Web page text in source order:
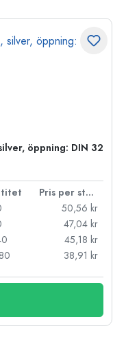
öppning: DIN 32
Pris per styck
50,56 kr
47,04 kr
45,18 kr
38,91 kr